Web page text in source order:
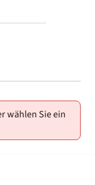
wählen Sie ein